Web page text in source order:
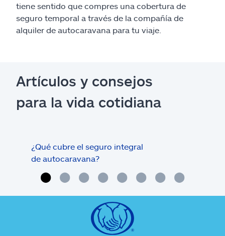
tiene sentido que compres una cobertura de
seguro temporal a través de la compañía de
alquiler de autocaravana para tu viaje.
Artículos y consejos
para la vida cotidiana
¿Qué cubre el seguro integral
de autocaravana?